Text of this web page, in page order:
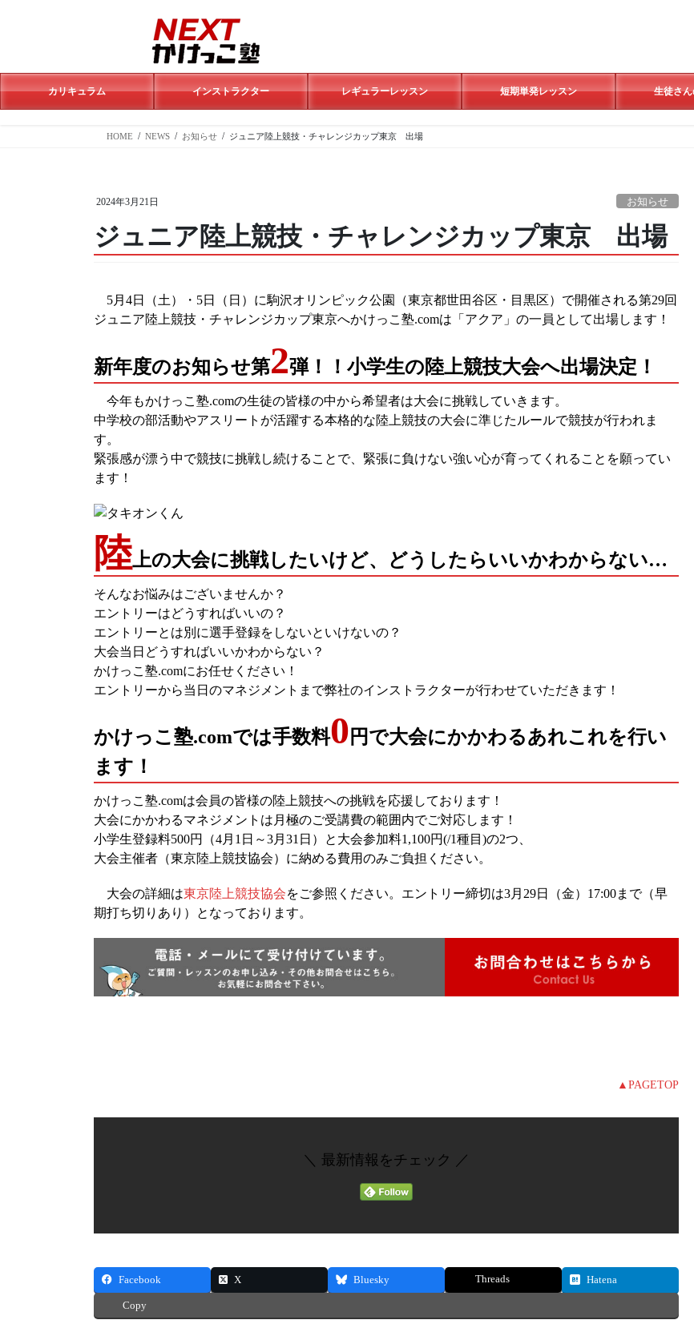
ツ
へ
ス
シ
ョ
ン
カリキュラム インストラクター レギュラーレッスン 短期単発レッスン 生徒さ
HOME NEWS お知らせ ジュニア陸上競技・チャレンジカップ東京 出場
2024年3月21日 お知らせ
ジュニア陸上競技・チャレンジカップ東京 出場
5月4日（土）・5日（日）に駒沢オリンピック公園（東京都世田谷区・目黒区）で開催される第29回
ジュニア陸上競技・チャレンジカップ東京へかけっこ塾.comは「アクア」の一員として出場します！
新年度のお知らせ第2弾！！小学生の陸上競技大会へ出場決定！
今年もかけっこ塾.comの生徒の皆様の中から希望者は大会に挑戦していきます。
中学校の部活動やアスリートが活躍する本格的な陸上競技の大会に準じたルールで競技が行われま
す。
緊張感が漂う中で競技に挑戦し続けることで、緊張に負けない強い心が育ってくれることを願ってい
ます！
陸上の大会に挑戦したいけど、どうしたらいいかわからない…
そんなお悩みはございませんか？
エントリーはどうすればいいの？
エントリーとは別に選手登録をしないといけないの？
大会当日どうすればいいかわからない？
かけっこ塾.comにお任せください！
エントリーから当日のマネジメントまで弊社のインストラクターが行わせていただきます！
かけっこ塾.comでは手数料0 円で大会にかかわるあれこれを行い
ます！
かけっこ塾.comは会員の皆様の陸上競技への挑戦を応援しております！
大会にかかわるマネジメントは月極のご受講費の範囲内でご対応します！
小学生登録料500円（4月1日～3月31日）と大会参加料1,100円(/1種目)の2つ、
大会主催者（東京陸上競技協会）に納める費用のみご負担ください。
大会の詳細は東京陸上競技協会をご参照ください。エントリー締切は3月29日（金）17:00まで（早
期打ち切りあり）となっております。
▲PAGETOP
＼ 最新情報をチェック ／
Facebook X Bluesky Threads Hatena
Copy